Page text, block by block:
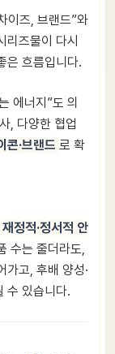
이즈, 브랜드”와
리즈물이 다시
은 흐름입니다.
에너지”도 의
, 다양한 협업
콘·브랜드 로 확
재정적·정서적 안
수는 줄더라도,
가고, 후배 양성·
수 있습니다.